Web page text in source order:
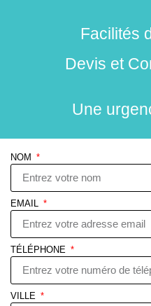
Facilités
Devis et
Une
NOM
EMAIL
TÉLÉPHONE
VILLE